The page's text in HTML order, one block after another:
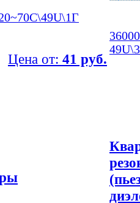
Цена от: 41 руб.